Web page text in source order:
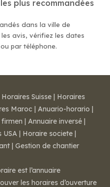
plus recommandées
dans la ville de
les avis, vérifiez les dates
par téléphone.
Horaires Suisse | Horaires
Maroc | Anuario-horario |
| Annuaire inversé |
USA | Horaire societe |
| Gestion de chantier
est l’annuaire
les horaires d’ouverture